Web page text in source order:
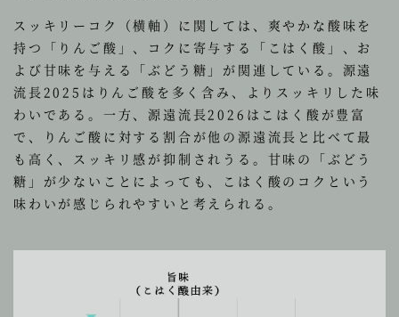
スッキリーコク（横軸）に関しては、爽やかな酸味を
持つ「りんご酸」、コクに寄与する「こはく酸」、お
よび甘味を与える「ぶどう糖」が関連している。源遠
流長2025はりんご酸を多く含み、よりスッキリした味
わいである。一方、源遠流長2026はこはく酸が豊富
で、りんご酸に対する割合が他の源遠流長と比べて最
も高く、スッキリ感が抑制されうる。甘味の「ぶどう
糖」が少ないことによっても、こはく酸のコクという
味わいが感じられやすいと考えられる。